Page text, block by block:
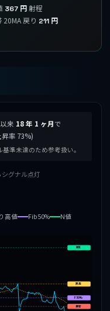
367 円 射程
戻り 211 円
来 18 年 1 ヶ月で
昇率 73%)
準未達のため参考扱い。
シグナル点灯
高値 Fib50%
N値
押安
戻高
F50%
N値
🔥